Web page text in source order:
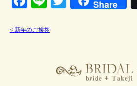
Share
< 新年のご挨拶